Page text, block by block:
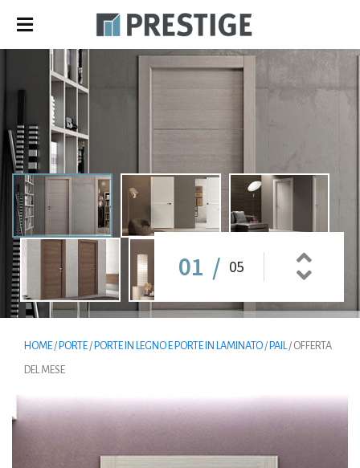
02 / 05
HOME / PORTE / PORTE IN LEGNO E PORTE IN LAMINATO / PAIL
/ OFFERTA
DEL MESE